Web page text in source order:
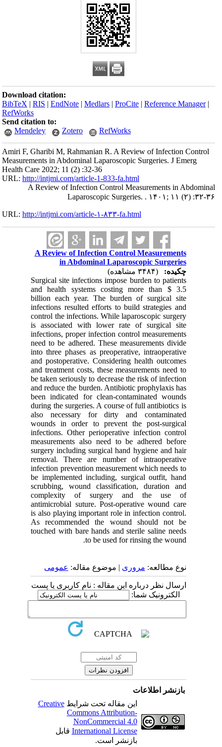
Download citation:
BibTeX |RIS |EndNote |Medlars |ProCite |Reference Manager
RefWorks
Send citation to:
Mendeley
Zotero RefWorks
Amiri F, Gharibi M, Rahmanian R. A Review of Infection Control
Measurements in Abdominal Laparoscopic Surgeries. J Emerg
Health Care 2022; 11 (2) :32-36
URL:http://intjmi.com/article-1-833-fa.html
A Review of Infection Control Measurements in Abdominal
Laparoscopic Surgeries. . ۱۴۰۱; ۱۱ (۲) :۳۲-۳۶
URL:http://intjmi.com/article-۱-۸۳۳-fa.html
A Review of Infection Control Measurements
in Abdominal Laparoscopic Surgeries
چکیده:
Surgical site infections impose burden to patients
and health systems costing more than $ 3.5
billion each year. The burden of surgical site
infections resulted efforts to build strategies and
control the infections. While laparoscopic surgery
is associated with lower rate of surgical site
infections, proper infection control measurements
need to be adhered. These measurements divide
into three phases as preoperative, intraoperative
and postoperative. Considering health outcomes
and treatment costs, these measurements need to
be taken seriously to decrease the risk of infection
and reduce the burden. Antibiotic prophylaxis has
been indicated for clean-contaminated wounds
during the surgeries. A course of full antibiotics is
also necessary for dirty and contaminated
wounds in order to prevent the post-surgical
infections. Other perioperative infection control
measurements also need to be adhered before
surgery including surgical hand hygiene and hair
removal. There are number of intraoperative
infection prevention measurement which needs to
be implemented including, surgical outfit, hand
scrubbing, wound classification, duration and
complexity of surgery and the use of
antimicrobial suture. Post-operative wound care
is also playing important role in infection control.
As recommended the wound should not be
touched with bare hands and sterile saline needs
to be used for rinsing the wound.
نوع مطالعه:مروری| موضوع مقاله:عمومى
ارسال نظر درباره این مقاله : نام کاربری یا پست
الکترونیک شما:
بازنشر اطلاعات
این مقاله تحت شرایطCreative
Commons Attribution-
NonCommercial 4.0
International Licenseقابل
بازنشر است.